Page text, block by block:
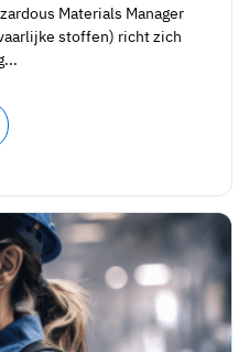
Materials Manager
stoffen) richt zich